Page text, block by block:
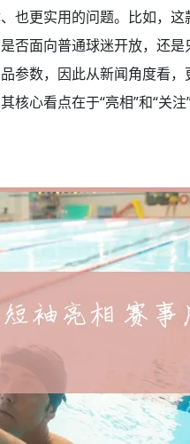
也更实用的问题。比如，这
否面向普通球迷开放，还
参数，因此从新闻角度看，
心看点在于“亮相”和“关